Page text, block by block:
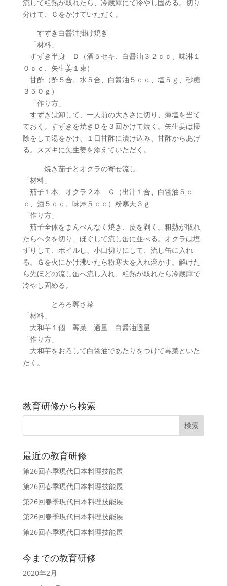
流して粗熱が取れたら、冷蔵庫にて冷やし固める。切り
分けて、Ｃをかけていただく。
すずき白醤油掛け焼き
「材料」
すずき半身 Ｄ（酒５セキ、白醤油３２ｃｃ、味淋１
０ｃｃ、矢生姜１束）
甘酢（酢５合、水５合、白醤油５ｃｃ、塩５ｇ、砂糖
３５０ｇ）
「作り方」
すずきは卸して、一人前の大きさに切り、薄塩を当て
ておく。すずきを焼きＤを３回かけて焼く。矢生姜は掃
除をして湯をかけ、１日甘酢に漬け込み、甘酢からあげ
る。スズキに矢生姜を添えていただく。
焼き茄子とオクラの寄せ流し
「材料」
茄子１本、オクラ２本 Ｇ（出汁１合、白醤油５ｃ
ｃ、酒５ｃｃ、味淋５ｃｃ）粉寒天３ｇ
「作り方」
茄子全体をまんべんなく焼き、皮を剥く。粗熱が取れ
たらヘタを切り、ほぐして流し缶に並べる。オクラは塩
ずりして、ボイルし、小口切りにして、流し缶に入れ
る。Ｇを火にかけ沸いたら粉寒天を入れ溶かす。解けた
ら先ほどの流し缶へ流し入れ、粗熱が取れたら冷蔵庫で
冷やし固める。
とろろ蓴さ菜
「材料」
大和芋１個 蓴菜 適量 白醤油適量
「作り方」
大和芋をおろして白醤油であたりをつけて蓴菜といた
だく。
教育研修から検索
最近の教育研修
第26回春季現代日本料理技能展
第26回春季現代日本料理技能展
第26回春季現代日本料理技能展
第26回春季現代日本料理技能展
第26回春季現代日本料理技能展
今までの教育研修
2020年2月